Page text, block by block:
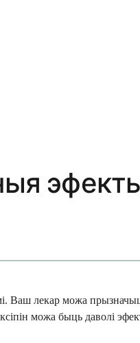
Ваш лекар можа
можа быць даволі